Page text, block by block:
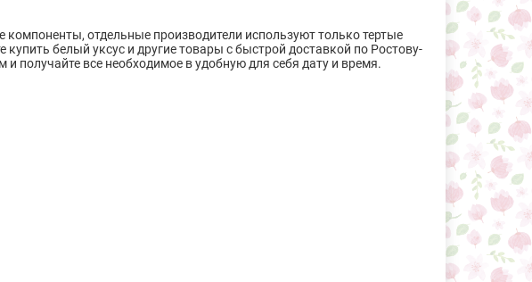
отдельные производители используют только тертые
белый уксус и другие товары с быстрой доставкой по Ростову-
получайте все необходимое в удобную для себя дату и время.